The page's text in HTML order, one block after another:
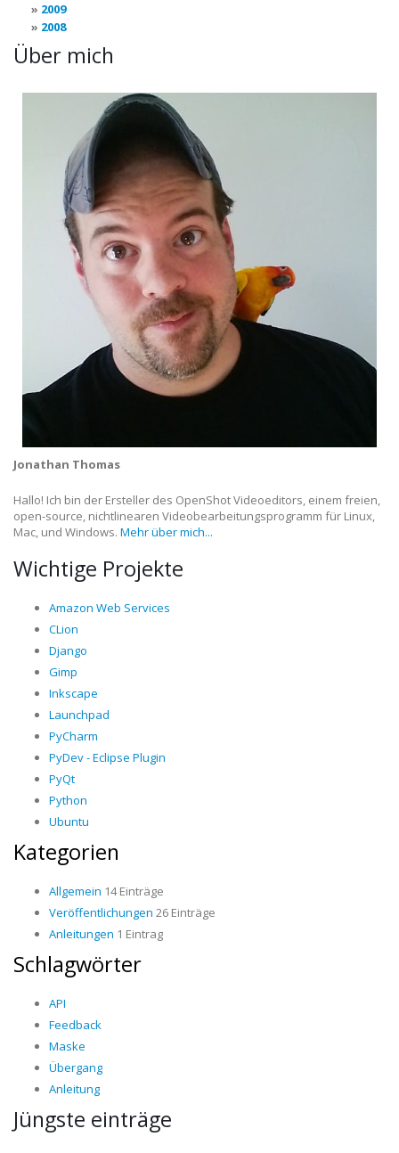
2009
2008
Über mich
Jonathan Thomas
Hallo! Ich bin der Ersteller des OpenShot Videoeditors, einem freien,
open-source, nichtlinearen Videobearbeitungsprogramm für Linux,
Mac, und Windows. Mehr über mich...
Wichtige Projekte
Amazon Web Services
CLion
Django
Gimp
Inkscape
Launchpad
PyCharm
PyDev - Eclipse Plugin
PyQt
Python
Ubuntu
Kategorien
Allgemein 14 Einträge
Veröffentlichungen 26 Einträge
Anleitungen 1 Eintrag
Schlagwörter
API
Feedback
Maske
Übergang
Anleitung
Jüngste einträge